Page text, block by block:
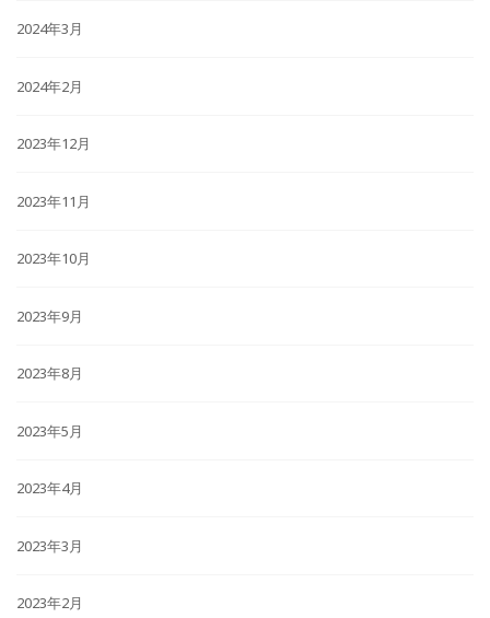
2024年3月
2024年2月
2023年12月
2023年11月
2023年10月
2023年9月
2023年8月
2023年5月
2023年4月
2023年3月
2023年2月